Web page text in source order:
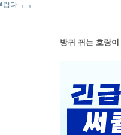
럽다 ㅜㅜ
방귀 뀌는 호랑이